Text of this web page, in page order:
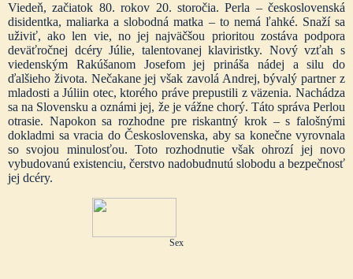
Viedeň, začiatok 80. rokov 20. storočia. Perla – československá
disidentka, maliarka a slobodná matka – to nemá ľahké. Snaží sa
uživiť, ako len vie, no jej najväčšou prioritou zostáva podpora
deväťročnej dcéry Júlie, talentovanej klaviristky. Nový vzťah s
viedenským Rakúšanom Josefom jej prináša nádej a silu do
ďalšieho života. Nečakane jej však zavolá Andrej, bývalý partner z
mladosti a Júliin otec, ktorého práve prepustili z väzenia. Nachádza
sa na Slovensku a oznámi jej, že je vážne chorý. Táto správa Perlou
otrasie. Napokon sa rozhodne pre riskantný krok – s falošnými
dokladmi sa vracia do Československa, aby sa konečne vyrovnala
so svojou minulosťou. Toto rozhodnutie však ohrozí jej novo
vybudovanú existenciu, čerstvo nadobudnutú slobodu a bezpečnosť
jej dcéry.
Sex